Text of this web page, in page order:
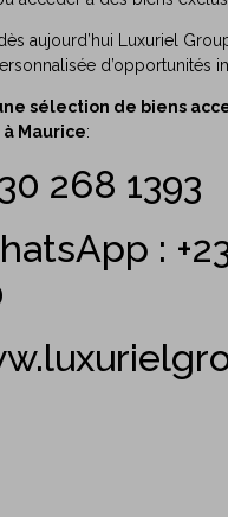
aujourd’hui Luxuriel
d’opportunités
sélection de biens
Maurice:
268 1393
: